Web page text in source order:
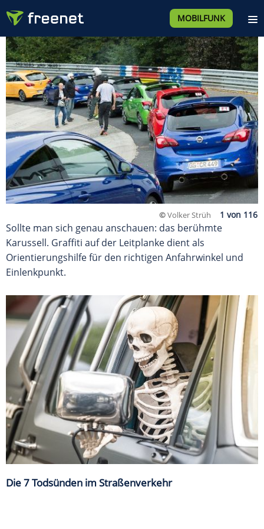
MOBILFUNK
©Volker Strüh
Sollte man sich genau anschauen: das berühmte
Karussell. Graffiti auf der Leitplanke dient als
Orientierungshilfe für den richtigen Anfahrwinkel und
Einlenkpunkt.
Die 7 Todsünden im Straßenverkehr